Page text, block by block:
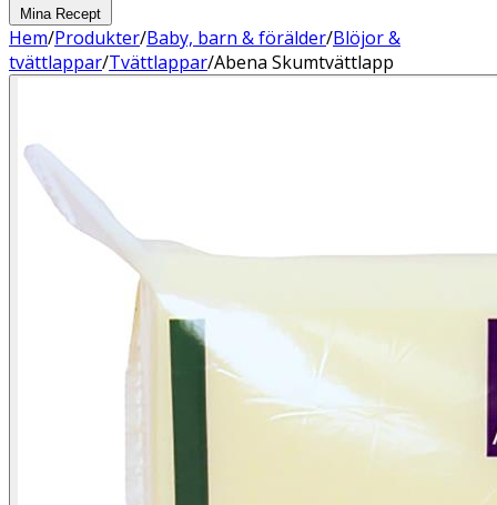
Mina Recept
Hem/Produkter/Baby, barn & förälder/Blöjor &
tvättlappar/Tvättlappar/Abena Skumtvättlapp